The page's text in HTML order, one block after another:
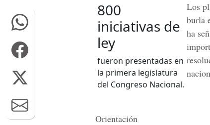
800
iniciativas de
ley
fueron presentadas en
la primera legislatura
del Congreso Nacional.
Los
burla
ha
Orientación